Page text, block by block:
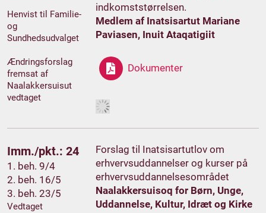
Henvist til Familie-
og
Sundhedsudvalget
Ændringsforslag
fremsat af
Naalakkersuisut
vedtaget
indkomststørrelsen.
Medlem af Inatsisartut Mariane
Paviasen, Inuit Ataqatigiit
Dokumenter
Imm./pkt.: 24
1. beh. 9/4
2. beh. 16/5
3. beh. 23/5
Vedtaget
Forslag til Inatsisartutlov om
erhvervsuddannelser og kurser på
erhvervsuddannelsesområdet
Naalakkersuisoq for Børn, Unge,
Uddannelse, Kultur, Idræt og Kirke